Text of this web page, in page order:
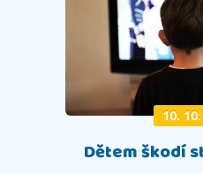
10.
Dětem škodí